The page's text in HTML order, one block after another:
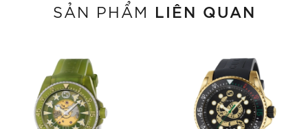
SẢN PHẨM LIÊN QUAN